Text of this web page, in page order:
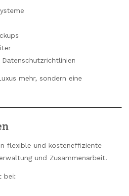
mehr, sondern eine
flexible und kosteneffiziente
und Zusammenarbeit.
bei: